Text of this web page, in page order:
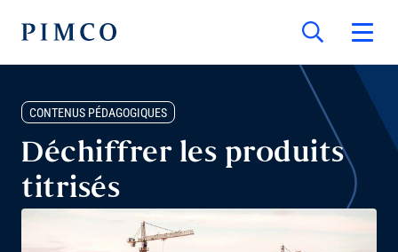
CONTENUS PÉDAGOGIQUES
Déchiffrer les produits
titrisés